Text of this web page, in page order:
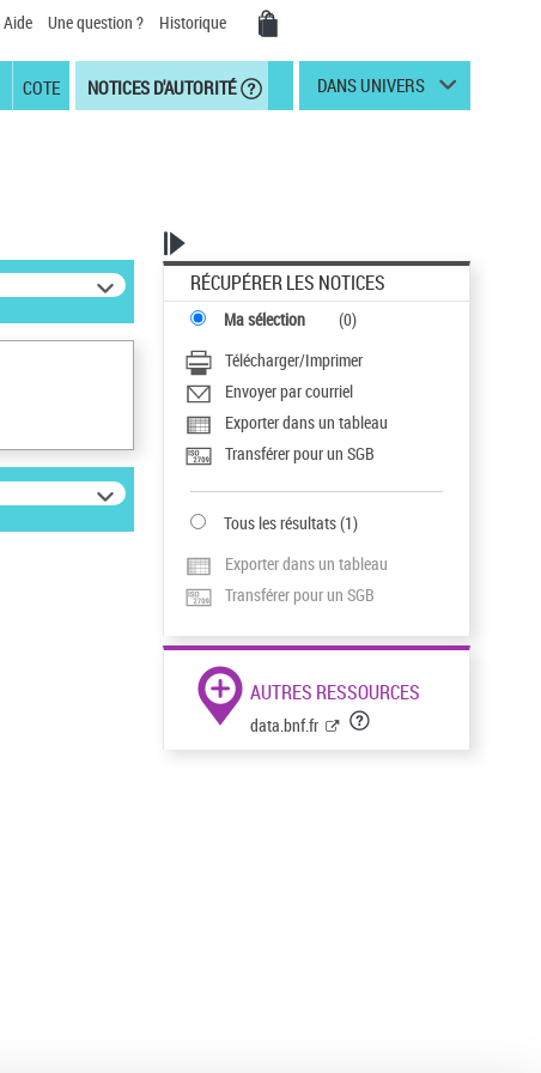
Aide Une question ? Historique
COTE NOTICES D'AUTORITÉ DANS UNIVERS
RÉCUPÉRER LES NOTICES
Ma sélection (0)
Télécharger/Imprimer
Envoyer par courriel
Exporter dans un tableau
Transférer pour un SGB
Tous les résultats(1)
Exporter dans un tableau
Transférer pour un SGB
AUTRES RESSOURCES
data.bnf.fr